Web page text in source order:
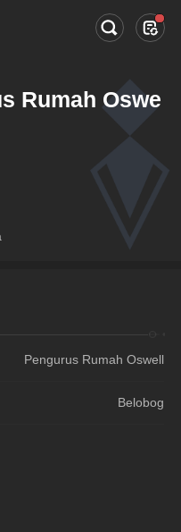
Rumah Oswe
Pengurus Rumah Oswell
Belobog